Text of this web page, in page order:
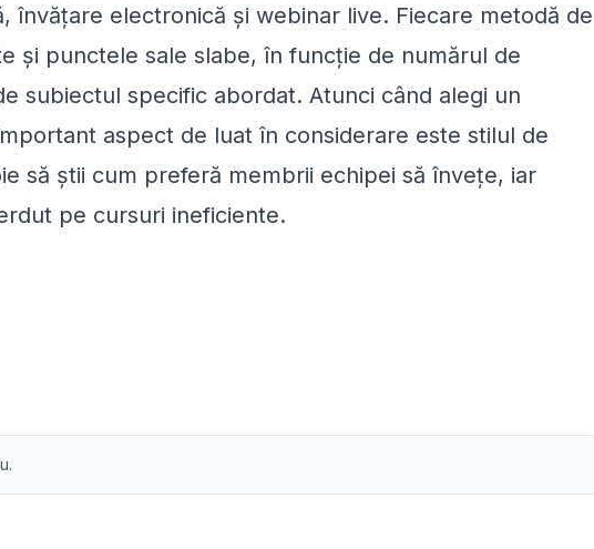
învățare electronică și webinar live. Fiecare metodă de
și punctele sale slabe, în funcție de numărul de
subiectul specific abordat. Atunci când alegi un
aspect de luat în considerare este stilul de
să știi cum preferă membrii echipei să învețe, iar
pe cursuri ineficiente.